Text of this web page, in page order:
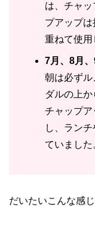
は、チャ
プアップ
重ねて使用
7月、8月、
朝は必ず
ダルの上か
チャップ
し、ラン
ていました
だいたいこんな感じ